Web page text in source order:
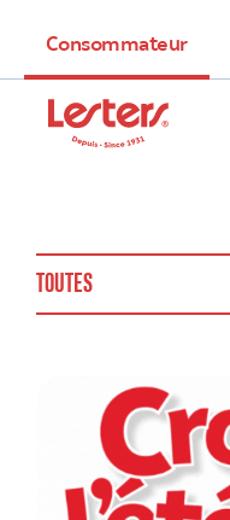
Consommateur
TOUTES